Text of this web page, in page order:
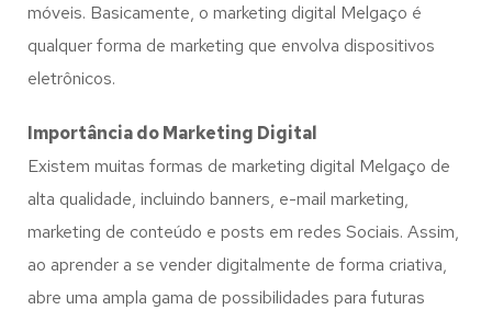
móveis. Basicamente, o marketing digital Melgaço é
qualquer forma de marketing que envolva dispositivos
eletrônicos.
Importância do Marketing Digital
Existem muitas formas de marketing digital Melgaço de
alta qualidade, incluindo banners, e-mail marketing,
marketing de conteúdo e posts em redes Sociais. Assim,
ao aprender a se vender digitalmente de forma criativa,
abre uma ampla gama de possibilidades para futuras